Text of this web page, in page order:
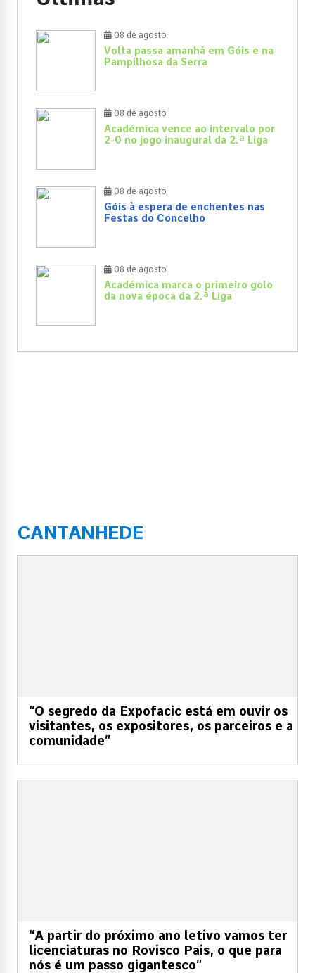
08 de agosto
Volta passa amanhã em Góis e na
Pampilhosa da Serra
08 de agosto
Académica vence ao intervalo por
2-0 no jogo inaugural da 2.ª Liga
08 de agosto
Góis à espera de enchentes nas
Festas do Concelho
08 de agosto
Académica marca o primeiro golo
da nova época da 2.ª Liga
CANTANHEDE
“O segredo da Expofacic está em ouvir os
visitantes, os expositores, os parceiros e a
comunidade”
“A partir do próximo ano letivo vamos ter
licenciaturas no Rovisco Pais, o que para
nós é um passo gigantesco”